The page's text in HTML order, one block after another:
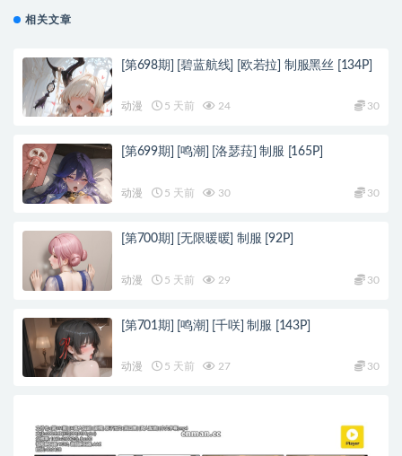
相关文章
[第698期] [碧蓝航线] [欧若拉] 制服黑丝 [134P]
动漫 5 天前 24 30
[第699期] [鸣潮] [洛瑟菈] 制服 [165P]
动漫 5 天前 30 30
[第700期] [无限暖暖] 制服 [92P]
动漫 5 天前 29 30
[第701期] [鸣潮] [千咲] 制服 [143P]
动漫 5 天前 27 30